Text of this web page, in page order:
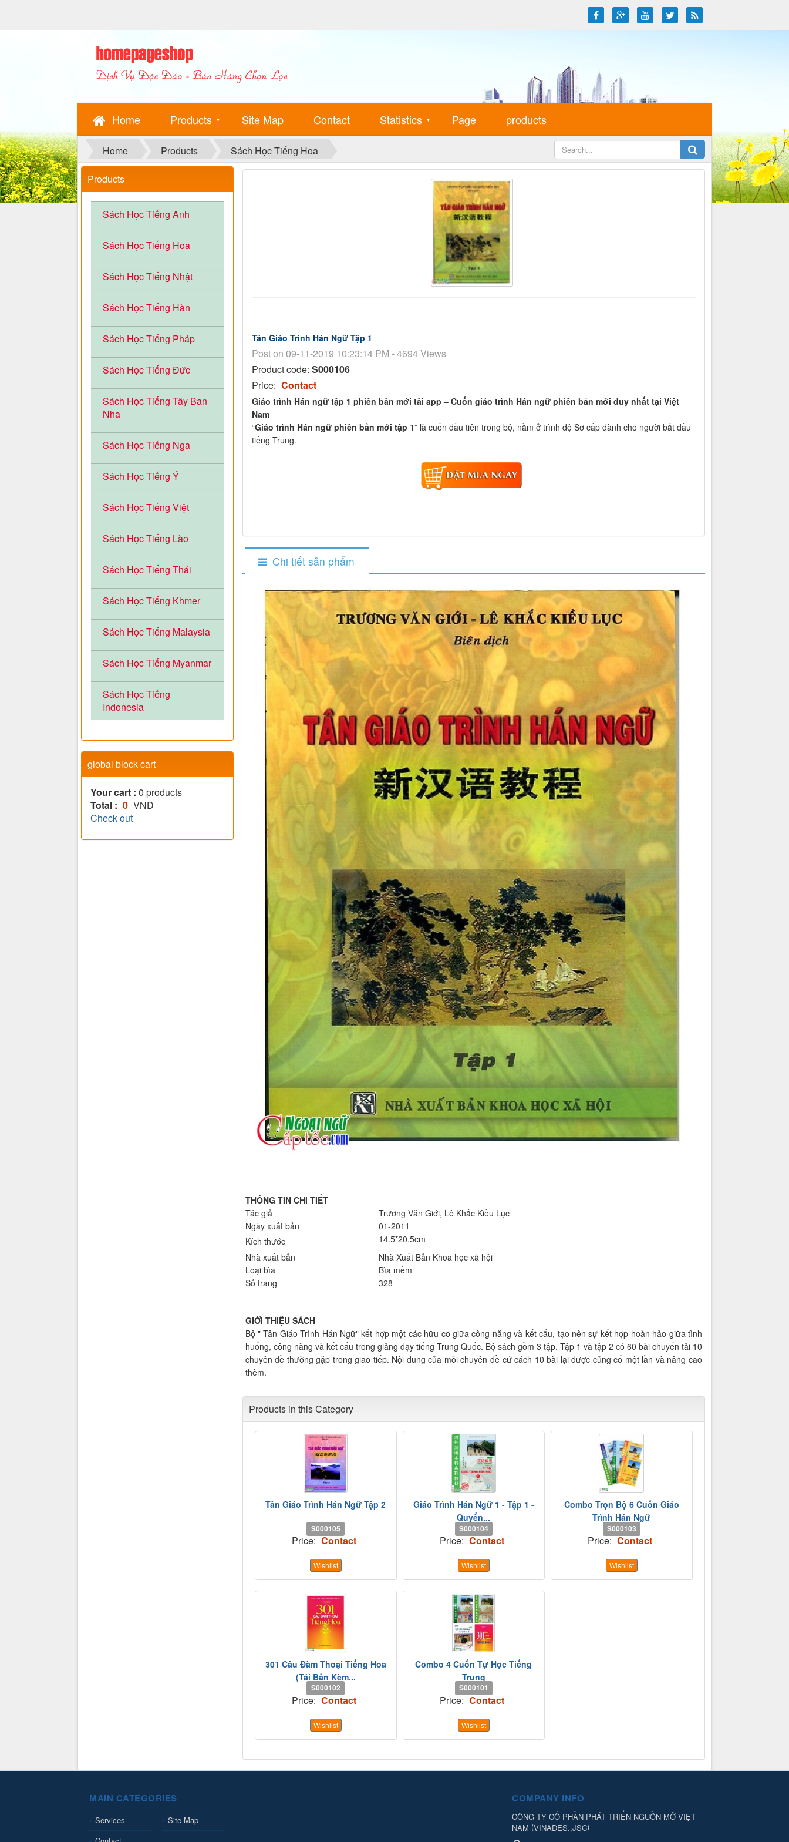
Home Products ▼ Site Map Contact Statistics ▼ Page products
Home Products Sách Học Tiếng Hoa
Tân Giáo Trình Hán Ngữ Tập 1
Post on 09-11-2019 10:23:14 PM - 4694 Views
Product code: S000106
Price: Contact
Giáo trình Hán ngữ tập 1 phiên bản mới tải app – Cuốn giáo trình Hán ngữ phiên bản mới duy nhất tại Việt
Nam
“Giáo trình Hán ngữ phiên bản mới tập 1” là cuốn đầu tiên trong bộ, nằm ở trình độ Sơ cấp dành cho người bắt đầu
tiếng Trung.
Chi tiết sản phẩm
THÔNG TIN CHI TIẾT
Tác giả
Trương Văn Giới, Lê Khắc Kiều Lục
Ngày xuất bản
01-2011
Kích thước
14.5*20.5cm
Nhà xuất bản
Nhà Xuất Bản Khoa học xã hội
Loại bìa
Bìa mềm
Số trang
328
GIỚI THIỆU SÁCH
Bộ " Tân Giáo Trình Hán Ngữ" kết hợp một các hữu cơ giữa công năng và kết cấu, tạo nên sự kết hợp hoàn hảo giữa tình
huống, công năng và kết cấu trong giảng dạy tiếng Trung Quốc. Bộ sách gồm 3 tập. Tập 1 và tập 2 có 60 bài chuyển tải 10
chuyên đề thường gặp trong giao tiếp. Nội dung của mỗi chuyên đề cứ cách 10 bài lại được củng cố một lần và nâng cao
thêm.
Products in this Category
Tân Giáo Trình Hán Ngữ Tập 2
S000105
Price: Contact
Wishlist
Giáo Trình Hán Ngữ 1 - Tập 1 -
Quyển...
S000104
Price: Contact
Wishlist
Combo Trọn Bộ 6 Cuốn Giáo
Trình Hán Ngữ
S000103
Price: Contact
Wishlist
301 Câu Đàm Thoại Tiếng Hoa
(Tái Bản Kèm...
S000102
Price: Contact
Wishlist
Combo 4 Cuốn Tự Học Tiếng
Trung
S000101
Price: Contact
Wishlist
Products
Sách Học Tiếng Anh
Sách Học Tiếng Hoa
Sách Học Tiếng Nhật
Sách Học Tiếng Hàn
Sách Học Tiếng Pháp
Sách Học Tiếng Đức
Sách Học Tiếng Tây Ban
Nha
Sách Học Tiếng Nga
Sách Học Tiếng Ý
Sách Học Tiếng Việt
Sách Học Tiếng Lào
Sách Học Tiếng Thái
Sách Học Tiếng Khmer
Sách Học Tiếng Malaysia
Sách Học Tiếng Myanmar
Sách Học Tiếng
Indonesia
global block cart
Your cart : 0 products
Total : 0 VND
Check out
MAIN CATEGORIES
Services
Site Map
COMPANY INFO
CÔNG TY CỔ PHẦN PHÁT TRIỂN NGUỒN MỞ VIỆT
NAM (VINADES.,JSC)